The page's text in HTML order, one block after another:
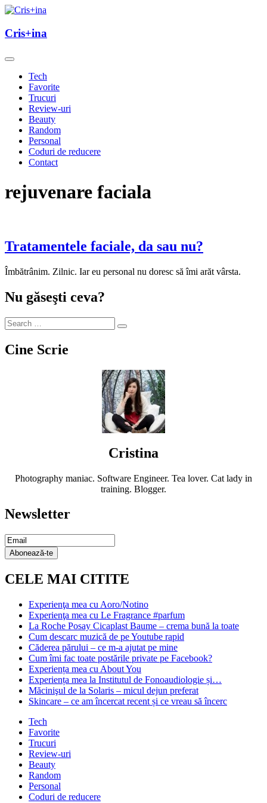
Skip
content
Cris+ina
Cris+ina
Tech
Favorite
Trucuri
Review-uri
Beauty
Random
Personal
Coduri de reducere
Contact
rejuvenare faciala
Tratamentele faciale, da sau nu?
Îmbătrânim. Zilnic. Iar eu personal nu doresc să îmi arăt vârsta.
Nu găseşti ceva?
Cine Scrie
Cristina
Photography maniac. Software Engineer. Tea lover. Cat lady in
training. Blogger.
Newsletter
Email
Subscription
Abonează-te
CELE MAI CITITE
Experienţa mea cu Aoro/Notino
Experienţa mea cu Le Fragrance #parfum
La Roche Posay Cicaplast Baume – crema bună la toate
Cum descarc muzică de pe Youtube rapid
Căderea părului – ce m-a ajutat pe mine
Cum îmi fac toate postările private pe Facebook?
Experiența mea cu About You
Experiența mea la Institutul de Fonoaudiologie și…
Măcinişul de la Solaris – micul dejun preferat
Skincare – ce am încercat recent și ce vreau să încerc
Tech
Favorite
Trucuri
Review-uri
Beauty
Random
Personal
Coduri de reducere